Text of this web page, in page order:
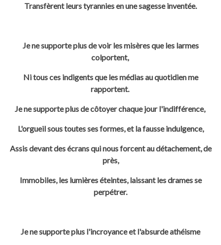
Transfèrent leurs tyrannies en une sagesse inventée.
Je ne supporte plus de voir les misères que les larmes
colportent,
Ni tous ces indigents que les médias au quotidien me
rapportent.
Je ne supporte plus de côtoyer chaque jour l'indifférence,
L'orgueil sous toutes ses formes, et la fausse indulgence,
Assis devant des écrans qui nous forcent au détachement, de
près,
Immobiles, les lumières éteintes, laissant les drames se
perpétrer.
Je ne supporte plus l'incroyance et l'absurde athéisme